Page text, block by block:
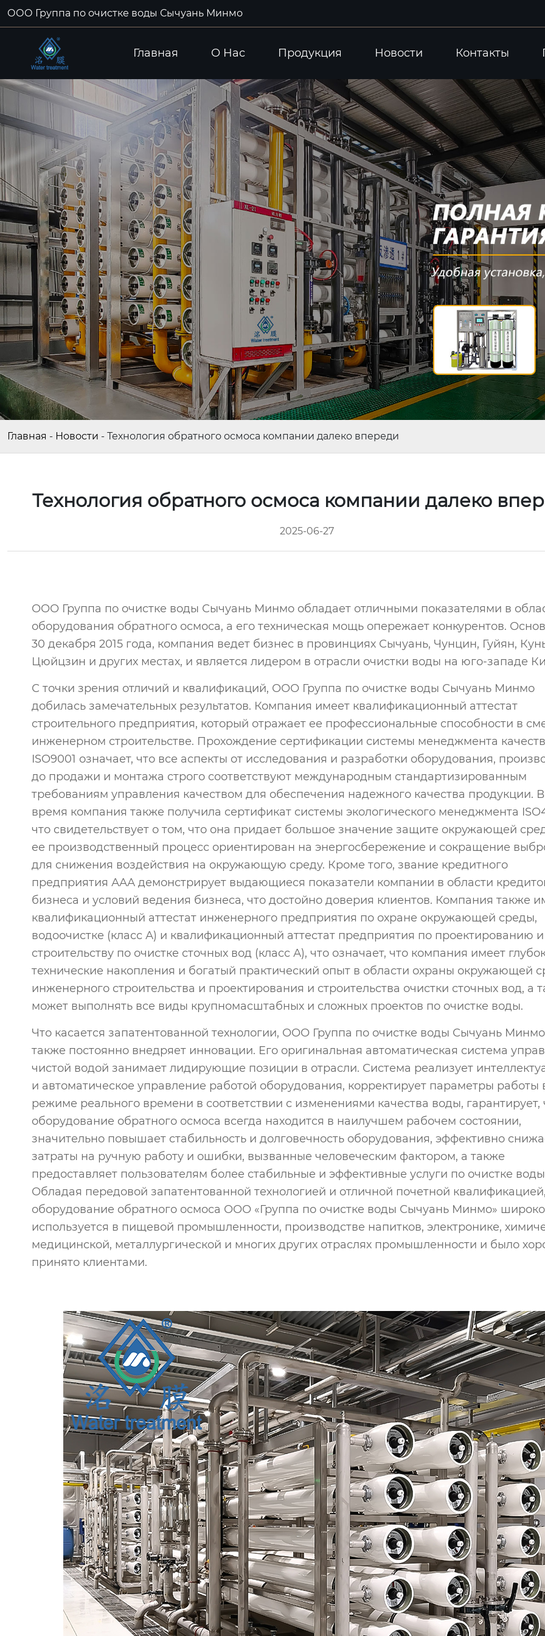
ООО Группа по очистке воды Сычуань Минмо
Главная О Hас Продукция Новости Контакты
Главная - Новости - Технология обратного осмоса компании далеко впереди
Технология обратного осмоса компании далеко
2025-06-27
ООО Группа по очистке воды Сычуань Минмо обладает отличными показателями в
оборудования обратного осмоса, а его техническая мощь опережает конкурентов.
30 декабря 2015 года, компания ведет бизнес в провинциях Сычуань, Чунцин, Гуйян,
Цюйцзин и других местах, и является лидером в отрасли очистки воды на юго-западе
С точки зрения отличий и квалификаций, ООО Группа по очистке воды Сычуань Минмо
добилась замечательных результатов. Компания имеет квалификационный аттестат
строительного предприятия, который отражает ее профессиональные способности в
инженерном строительстве. Прохождение сертификации системы менеджмента
ISO9001 означает, что все аспекты от исследования и разработки оборудования,
до продажи и монтажа строго соответствуют международным стандартизированным
требованиям управления качеством для обеспечения надежного качества продукции.
время компания также получила сертификат системы экологического менеджмента
что свидетельствует о том, что она придает большое значение защите окружающей
ее производственный процесс ориентирован на энергосбережение и сокращение
для снижения воздействия на окружающую среду. Кроме того, звание кредитного
предприятия ААА демонстрирует выдающиеся показатели компании в области
бизнеса и условий ведения бизнеса, что достойно доверия клиентов. Компания также
квалификационный аттестат инженерного предприятия по охране окружающей среды,
водоочистке (класс А) и квалификационный аттестат предприятия по проектированию и
строительству по очистке сточных вод (класс А), что означает, что компания имеет
технические накопления и богатый практический опыт в области охраны окружающей
инженерного строительства и проектирования и строительства очистки сточных вод, а
может выполнять все виды крупномасштабных и сложных проектов по очистке воды.​
Что касается запатентованной технологии, ООО Группа по очистке воды Сычуань Минмо
также постоянно внедряет инновации. Его оригинальная автоматическая система
чистой водой занимает лидирующие позиции в отрасли. Система реализует
и автоматическое управление работой оборудования, корректирует параметры работы
режиме реального времени в соответствии с изменениями качества воды, гарантирует,
оборудование обратного осмоса всегда находится в наилучшем рабочем состоянии,
значительно повышает стабильность и долговечность оборудования, эффективно
затраты на ручную работу и ошибки, вызванные человеческим фактором, а также
предоставляет пользователям более стабильные и эффективные услуги по очистке
Обладая передовой запатентованной технологией и отличной почетной квалификацией,
оборудование обратного осмоса ООО «Группа по очистке воды Сычуань Минмо» широко
используется в пищевой промышленности, производстве напитков, электронике,
медицинской, металлургической и многих других отраслях промышленности и было
принято клиентами.